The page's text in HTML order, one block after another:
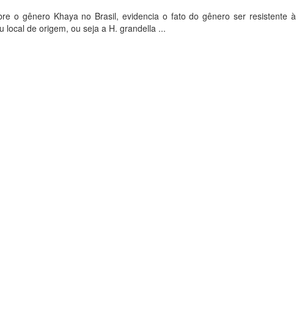
o gênero Khaya no Brasil, evidencia o fato do gênero ser resistente à
local de origem, ou seja a H. grandella ...